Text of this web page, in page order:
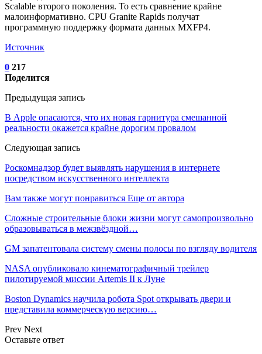
Scalable второго поколения. То есть сравнение крайне
малоинформативно. CPU Granite Rapids получат
программную поддержку формата данных MXFP4.
Источник
0 217
Поделится
Предыдущая запись
В Apple опасаются, что их новая гарнитура смешанной
реальности окажется крайне дорогим провалом
Следующая запись
Роскомнадзор будет выявлять нарушения в интернете
посредством искусственного интеллекта
Вам также могут понравиться Еще от автора
Сложные строительные блоки жизни могут самопроизвольно
образовываться в межзвёздной…
GM запатентовала систему смены полосы по взгляду водителя
NASA опубликовало кинематографичный трейлер
пилотируемой миссии Artemis II к Луне
Boston Dynamics научила робота Spot открывать двери и
представила коммерческую версию…
Prev Next
Оставьте ответ